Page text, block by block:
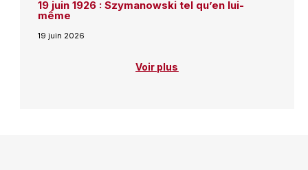
19 juin 1926 : Szymanowski tel qu’en lui-
même
19 juin 2026
Voir plus